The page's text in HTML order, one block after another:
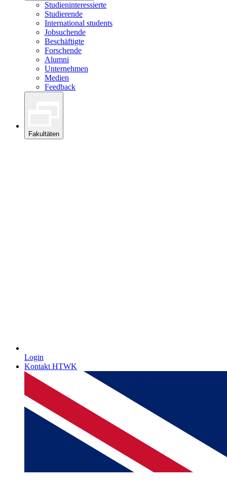
Studieninteressierte
Studierende
International students
Jobsuchende
Beschäftigte
Forschende
Alumni
Unternehmen
Medien
Feedback
Fakultäten
Login
Kontakt HTWK